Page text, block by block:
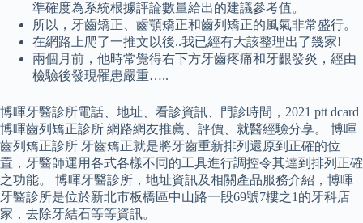
準確度為系統根據評論數量給出的建議參考值。
所以，牙齒矯正、齒顎矯正和齒列矯正的風氣非常盛行。
在網路上爬了一推文以後..我已經有大該整理出了幾家!
兩個月前，他時常覺得右下方牙齒疼痛和牙齦發炎，經由
檢驗後發現罹患嚴重…..
博暉牙醫診所電話、地址、看診資訊、門診時間，2021 ptt dcard
博暉齒列矯正診所 網路網友推薦、評價、就醫經驗分享。 博暉
齒列矯正診所 牙齒矯正就是將牙齒重新排列還原到正確的位
置，牙醫師運用各式各樣不同的工具進行調控令其達到排列正確
之功能。 博暉牙醫診所，地址資訊及相關產品服務介紹，博暉
牙醫診所是位於新北市板橋區中山路一段69號7樓之1的牙科店
家，去除牙結石等等資訊。